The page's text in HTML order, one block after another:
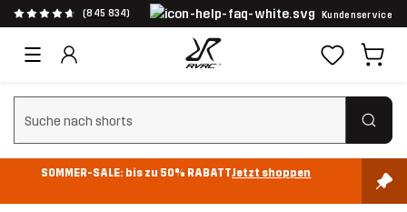
(845 834) Kundenservice
Suchfilter löschen
SOMMER-SALE: bis zu 50% RABATTJetzt shoppen